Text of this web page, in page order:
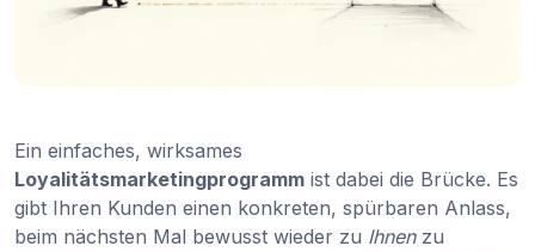
Ein einfaches, wirksames
Loyalitätsmarketingprogramm ist dabei die Brücke. Es
gibt Ihren Kunden einen konkreten, spürbaren Anlass,
beim nächsten Mal bewusst wieder zu Ihnenzu